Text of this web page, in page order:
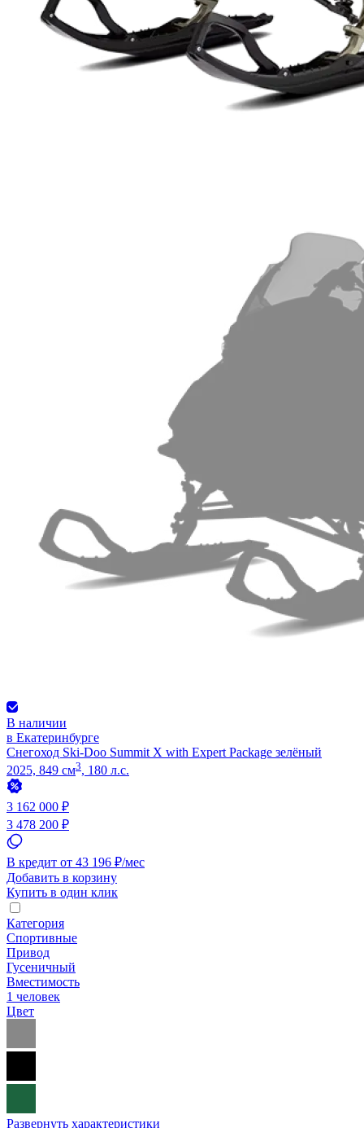
В наличии
в Екатеринбурге
Снегоход Ski-Doo Summit X with Expert Package зелёный
2025, 849 см3, 180 л.с.
3 162 000 ₽
3 478 200 ₽
В кредит от 43 196 ₽/мес
Добавить в корзину
Купить в один клик
Категория
Спортивные
Привод
Гусеничный
Вместимость
1 человек
Цвет
Развернуть характеристики